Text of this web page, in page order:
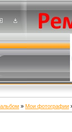
» Мои фотографии